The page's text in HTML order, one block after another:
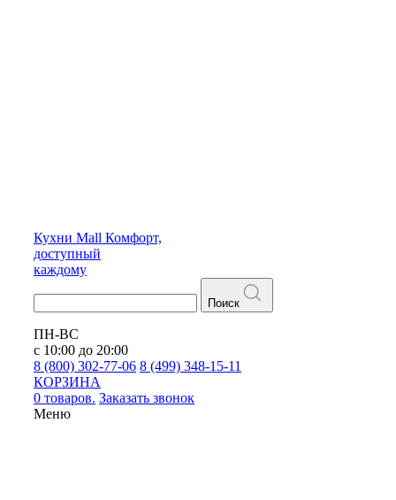
Кухни Mall Комфорт,
доступный
каждому
Поиск
ПН-ВС
с 10:00 до 20:00
8 (800) 302-77-06 8 (499) 348-15-11
КОРЗИНА
0 товаров. Заказать звонок
Меню